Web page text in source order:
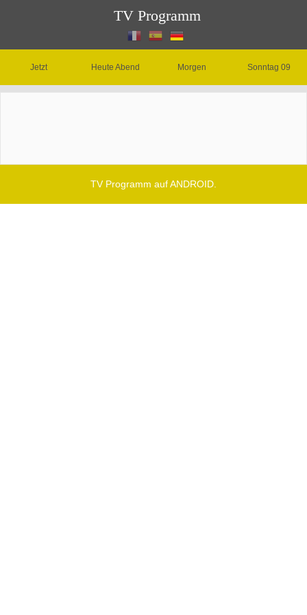
TV Programm
Jetzt Heute Abend Morgen Sonntag 09
TV Programm auf ANDROID.